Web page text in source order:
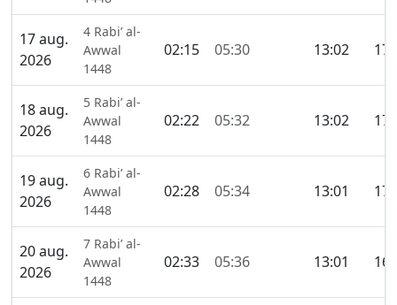
17 aug.
2026
4 Rabi’ al-
Awwal
1448
02:15 05:30 13:02
18 aug.
2026
5 Rabi’ al-
Awwal
1448
02:22 05:32 13:02
19 aug.
2026
6 Rabi’ al-
Awwal
1448
02:28 05:34 13:01
20 aug.
2026
7 Rabi’ al-
Awwal
1448
02:33 05:36 13:01